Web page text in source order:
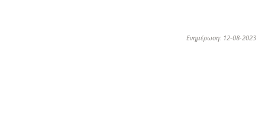
Ενημέρωση: 12-08-2023